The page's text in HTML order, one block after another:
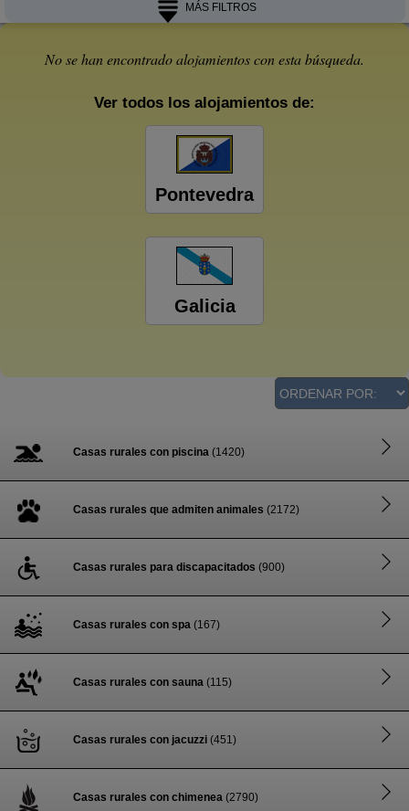
MÁS FILTROS
No se han encontrado alojamientos con esta búsqueda.
Ver todos los alojamientos de:
Pontevedra
Galicia
Casas rurales con piscina (1420)
Casas rurales que admiten animales (2172)
Casas rurales para discapacitados (900)
Casas rurales con spa (167)
Casas rurales con sauna (115)
Casas rurales con jacuzzi (451)
Casas rurales con chimenea (2790)